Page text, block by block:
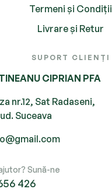
Termeni și Condiții
Livrare și Retur
SUPORT CLIENȚI
CIPRIAN PFA
nr.12, Sat Radaseni,
Suceava
Sună-ne
426